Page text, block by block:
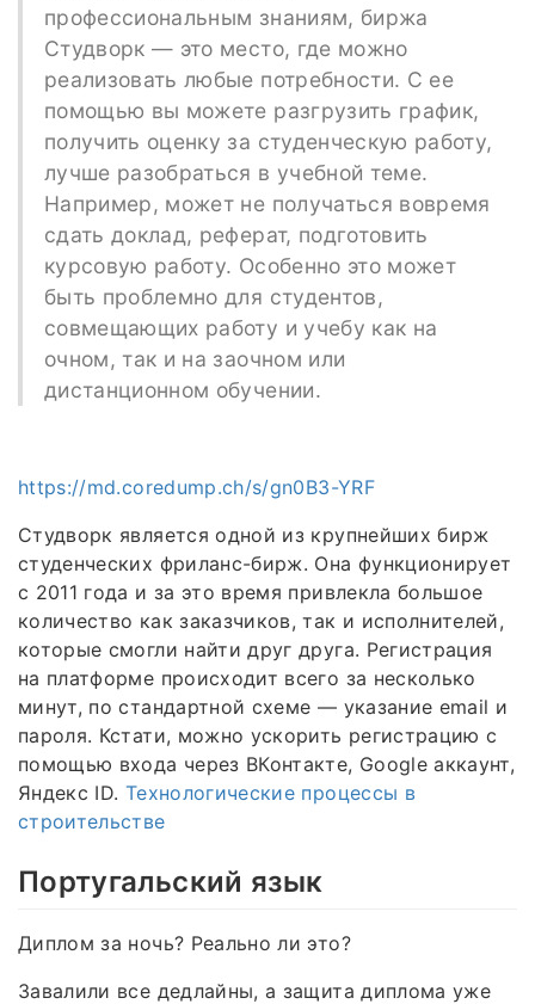
профессиональным знаниям, биржа
Студворк — это место, где можно
реализовать любые потребности. С ее
помощью вы можете разгрузить график,
получить оценку за студенческую работу,
лучше разобраться в учебной теме.
Например, может не получаться вовремя
сдать доклад, реферат, подготовить
курсовую работу. Особенно это может
быть проблемно для студентов,
совмещающих работу и учебу как на
очном, так и на заочном или
дистанционном обучении.
https://md.coredump.ch/s/gn0B3-YRF
Студворк является одной из крупнейших бирж
студенческих фриланс-бирж. Она функционирует
с 2011 года и за это время привлекла большое
количество как заказчиков, так и исполнителей,
которые смогли найти друг друга. Регистрация
на платформе происходит всего за несколько
минут, по стандартной схеме — указание email и
пароля. Кстати, можно ускорить регистрацию с
помощью входа через ВКонтакте, Google аккаунт,
Яндекс ID. Технологические процессы в
строительстве
Португальский язык
Диплом за ночь? Реально ли это?
Завалили все дедлайны, а защита диплома уже